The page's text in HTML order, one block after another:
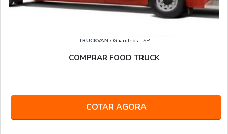
TRUCKVAN / Guarulhos - SP
COMPRAR FOOD TRUCK
COTAR AGORA